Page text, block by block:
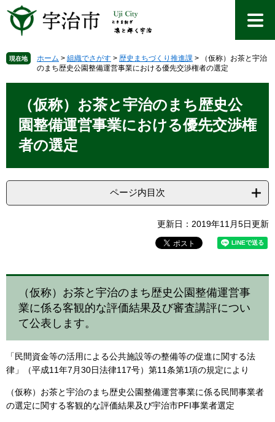
先
で
を
ば
現在地 ホーム > 組織でさがす > 歴史まちづくり推進課 >
（仮称）お茶と宇治
のまち歴史公園整備運営事業における優先交渉権者の選定
（仮称）お茶と宇治のまち歴史公
園整備運営事業における優先交渉権
者の選定
ページ内目次
更新日：2019年11月5日更新
（仮称）お茶と宇治のまち歴史公園整備運営事
業に係る客観的な評価結果及び審査講評につい
て公表します。
「民間資金等の活用による公共施設等の整備等の促進に関する法
律」（平成11年7月30日法律117号）第11条第1項の規定により
（仮称）お茶と宇治のまち歴史公園整備運営事業に係る民間事業者
の選定に関する客観的な評価結果及び宇治市PFI事業者選定